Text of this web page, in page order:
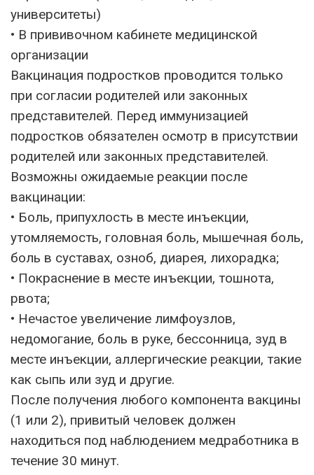
университеты)
• В прививочном кабинете медицинской
организации
Вакцинация подростков проводится только
при согласии родителей или законных
представителей. Перед иммунизацией
подростков обязателен осмотр в присутствии
родителей или законных представителей.
Возможны ожидаемые реакции после
вакцинации:
• Боль, припухлость в месте инъекции,
утомляемость, головная боль, мышечная боль,
боль в суставах, озноб, диарея, лихорадка;
• Покраснение в месте инъекции, тошнота,
рвота;
• Нечастое увеличение лимфоузлов,
недомогание, боль в руке, бессонница, зуд в
месте инъекции, аллергические реакции, такие
как сыпь или зуд и другие.
После получения любого компонента вакцины
(1 или 2), привитый человек должен
находиться под наблюдением медработника в
течение 30 минут.